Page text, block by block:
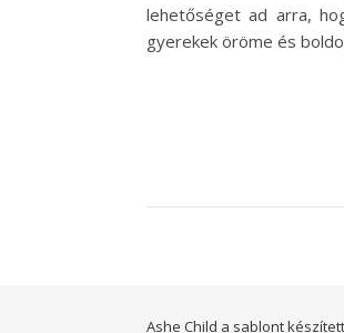
lehetőséget ad arra,
gyerekek öröme és
Ashe Child a sablont